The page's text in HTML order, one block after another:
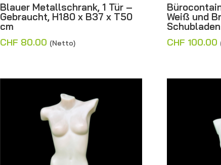
Blauer Metallschrank, 1 Tür –
Gebraucht, H180 x B37 x T50
cm
CHF 80.00 (Netto)
Weiß und
CHF 100.00